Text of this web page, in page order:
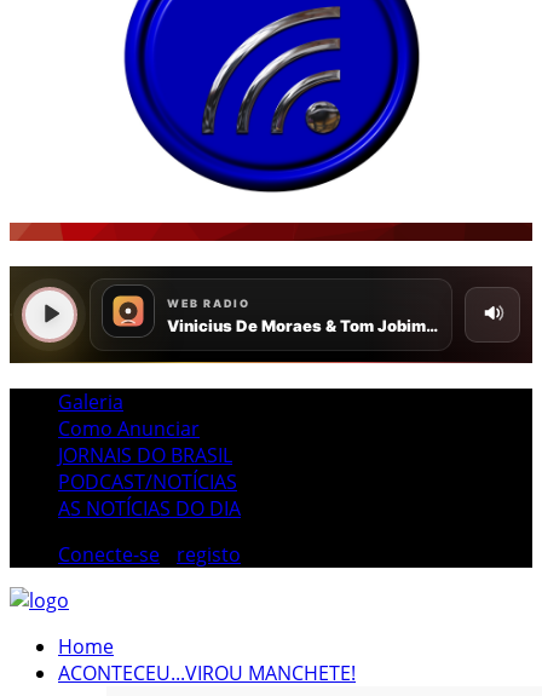
Galeria
Como Anunciar
JORNAIS DO BRASIL
PODCAST/NOTÍCIAS
AS NOTÍCIAS DO DIA
Conecte-se
registo
Home
ACONTECEU...VIROU MANCHETE!